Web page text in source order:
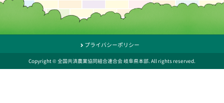
プライバシーポリシー
Copyright © 全国共済農業協同組合連合会 岐阜県本部. All rights reserved.